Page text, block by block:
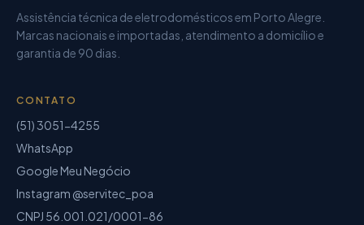
Assistência técnica de eletrodomésticosem Porto Alegre.
Marcas nacionais e importadas, atendimento a domicílio e
garantia de 90 dias
CONTATO
(51) 3051-4255
WhatsApp
Google Meu Negócio
Instagram @servitec_poa
CNPJ 56.001.021/0001-86